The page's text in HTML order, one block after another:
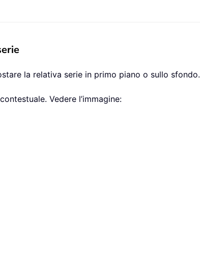
la relativa serie in primo piano o sullo sfondo.
Vedere l’immagine: